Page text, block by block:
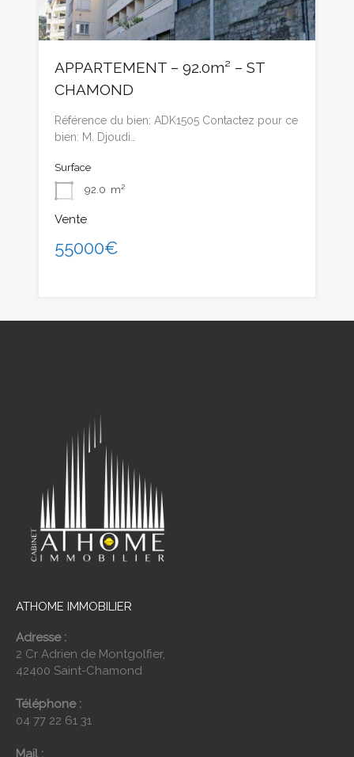
APPARTEMENT – 92.0m² – ST
CHAMOND
Référence du bien: ADK1505 Contactez pour ce
bien: M. Djoudi…
Surface
92.0 m²
Vente
55000€
ATHOME IMMOBILIER
Adresse :
2 Cr Adrien de Montgolfier,
42400 Saint-Chamond
Téléphone :
04 77 22 61 31
Mail :